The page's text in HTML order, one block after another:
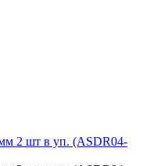
2 шт в уп. (ASDR04-